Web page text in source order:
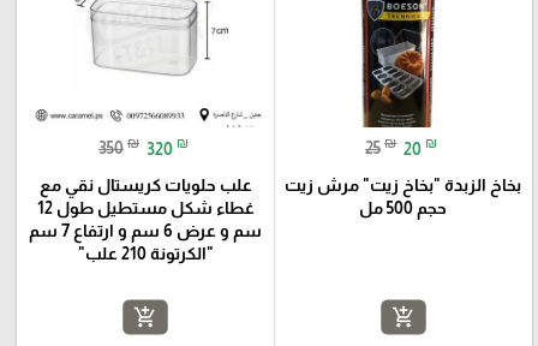
25 ₪ 20 ₪
بخاخ الزبدة "بخاخ زيت" مرش زيت
حجم 500 مل
add_shopping_cart
350 ₪ 320 ₪
علب حلويات كريستال نقي مع
غطاء شكل مستطيل طول 12
سم و عرض 6 سم و ارتفاع 7 سم
"الكرتونة 210 علب"
add_shopping_cart